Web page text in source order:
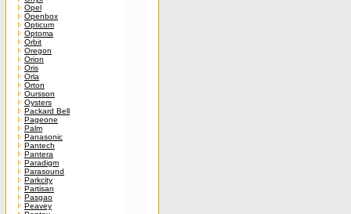
Opel
Openbox
Opticum
Optoma
Orbit
Oregon
Orion
Oris
Orla
Orton
Oursson
Oysters
Packard Bell
Pageone
Palm
Panasonic
Pantech
Pantera
Paradigm
Parasound
Parkcity
Partisan
Pasgao
Peavey